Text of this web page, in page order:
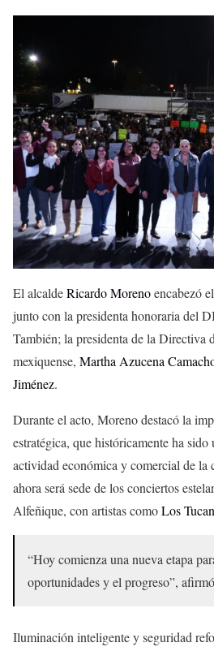
El alcaldeRicardo Morenoencabezó
junto con la presidenta honoraria del
También; la presidenta de la
mexiquense, Martha Azucena
Jiménez.
Durante el acto, Moreno destacó la
estratégica, que históricamente ha
actividad económica y comercial de la
ahora será sede de los conciertos
Alfeñique, con artistas comoLos
“Hoy comienza una nueva etapa
oportunidades y el progreso”,
Iluminación inteligente y seguridad